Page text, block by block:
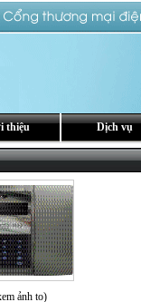
thiệu Dịch vụ
ảnh to)